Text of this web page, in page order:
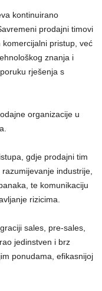
kontinuirano
prodajni timovi
pristup, već
znanja i
rješenja s
organizacije u
gdje prodajni tim
industrije,
te komunikaciju
rizicima.
sales, pre-sales,
jedinstven i brz
ponudama, efikasnijoj